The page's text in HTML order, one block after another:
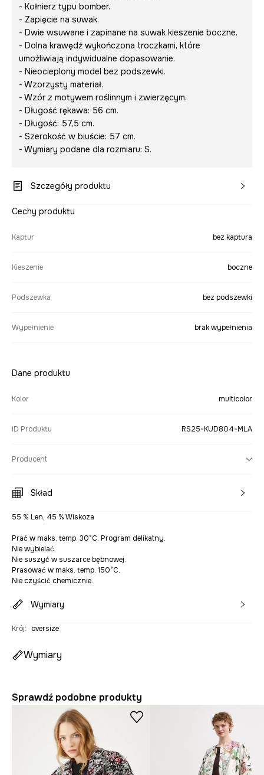
- Kołnierz typu bomber.
- Zapięcie na suwak.
- Dwie wsuwane i zapinane na suwak kieszenie boczne.
- Dolna krawędź wykończona troczkami, które
umożliwiają indywidualne dopasowanie.
- Nieocieplony model bez podszewki.
- Wzorzysty materiał.
- Wzór z motywem roślinnym i zwierzęcym.
- Długość rękawa: 56 cm.
- Długość: 57,5 cm.
- Szerokość w biuście: 57 cm.
- Wymiary podane dla rozmiaru: S.
Szczegóły produktu
Cechy produktu
Kaptur bez kaptura
Kieszenie boczne
Podszewka bez podszewki
Wypełnienie brak wypełnienia
Dane produktu
Kolor multicolor
ID Produktu RS25-KUD804-MLA
Producent
Skład
55 % Len, 45 % Wiskoza
Prać w maks. temp. 30°C. Program delikatny.
Nie wybielać.
Nie suszyć w suszarce bębnowej.
Prasować w maks. temp. 150°C.
Nie czyścić chemicznie.
Wymiary
Krój: oversize
Wymiary
Sprawdź podobne produkty